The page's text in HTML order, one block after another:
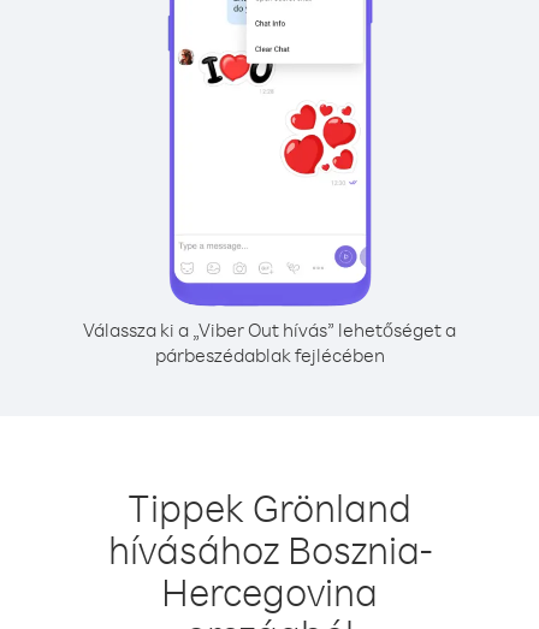
Válassza ki a „Viber Out hívás” lehetőséget a
párbeszédablak fejlécében
Tippek Grönland
hívásához Bosznia-
Hercegovina